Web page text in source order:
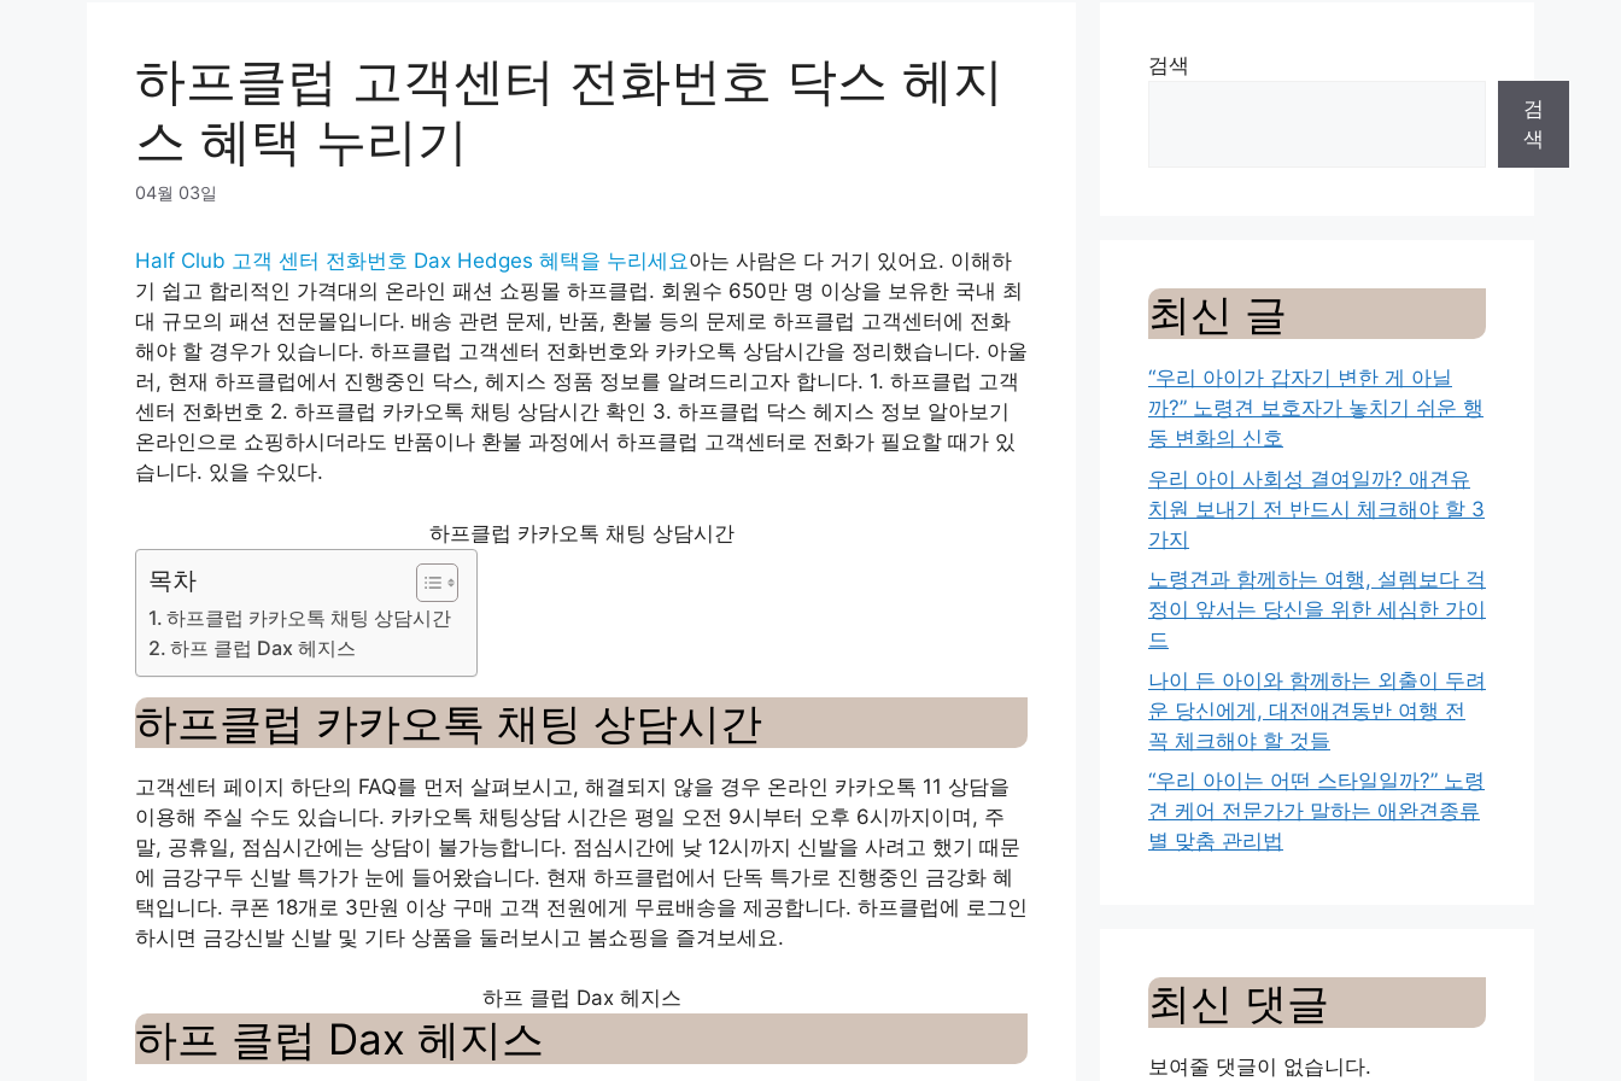
하프클럽 고객센터 전화번호 닥스 헤지
스 혜택 누리기
04월 03일
Half Club 고객 센터 전화번호 Dax Hedges 혜택을 누리세요아는 사람은 다 거기 있어요. 이해하
기 쉽고 합리적인 가격대의 온라인 패션 쇼핑몰 하프클럽. 회원수 650만 명 이상을 보유한 국내 최
대 규모의 패션 전문몰입니다. 배송 관련 문제, 반품, 환불 등의 문제로 하프클럽 고객센터에 전화
해야 할 경우가 있습니다. 하프클럽 고객센터 전화번호와 카카오톡 상담시간을 정리했습니다. 아울
러, 현재 하프클럽에서 진행중인 닥스, 헤지스 정품 정보를 알려드리고자 합니다. 1. 하프클럽 고객
센터 전화번호 2. 하프클럽 카카오톡 채팅 상담시간 확인 3. 하프클럽 닥스 헤지스 정보 알아보기
온라인으로 쇼핑하시더라도 반품이나 환불 과정에서 하프클럽 고객센터로 전화가 필요할 때가 있
습니다. 있을 수있다.
하프클럽 카카오톡 채팅 상담시간
목차
하프클럽 카카오톡 채팅 상담시간
하프 클럽 Dax 헤지스
하프클럽 카카오톡 채팅 상담시간
고객센터 페이지 하단의 FAQ를 먼저 살펴보시고, 해결되지 않을 경우 온라인 카카오톡 11 상담을
이용해 주실 수도 있습니다. 카카오톡 채팅상담 시간은 평일 오전 9시부터 오후 6시까지이며, 주
말, 공휴일, 점심시간에는 상담이 불가능합니다. 점심시간에 낮 12시까지 신발을 사려고 했기 때문
에 금강구두 신발 특가가 눈에 들어왔습니다. 현재 하프클럽에서 단독 특가로 진행중인 금강화 혜
택입니다. 쿠폰 18개로 3만원 이상 구매 고객 전원에게 무료배송을 제공합니다. 하프클럽에 로그인
하시면 금강신발 신발 및 기타 상품을 둘러보시고 봄쇼핑을 즐겨보세요.
하프 클럽 Dax 헤지스
하프 클럽 Dax 헤지스
검색
검
색
최신 글
“우리 아이가 갑자기 변한 게 아닐
까?” 노령견 보호자가 놓치기 쉬운 행
동 변화의 신호
우리 아이 사회성 결여일까? 애견유
치원 보내기 전 반드시 체크해야 할 3
가지
노령견과 함께하는 여행, 설렘보다 걱
정이 앞서는 당신을 위한 세심한 가이
드
나이 든 아이와 함께하는 외출이 두려
운 당신에게, 대전애견동반 여행 전
꼭 체크해야 할 것들
“우리 아이는 어떤 스타일일까?” 노령
견 케어 전문가가 말하는 애완견종류
별 맞춤 관리법
최신 댓글
보여줄 댓글이 없습니다.